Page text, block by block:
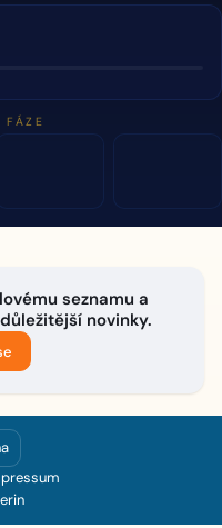
FÁZE
seznamu a
novinky.